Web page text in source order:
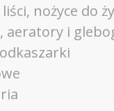
nożyce do
aeratory i